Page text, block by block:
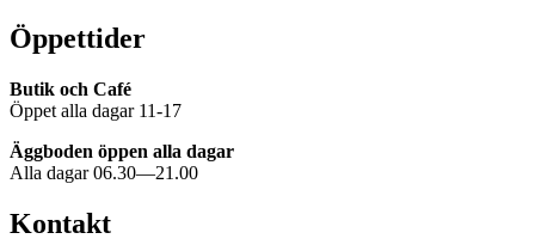
Öppettider
Butik och Café
Öppet alla dagar 11-17
Äggboden öppen alla dagar
Alla dagar 06.30—21.00
Kontakt